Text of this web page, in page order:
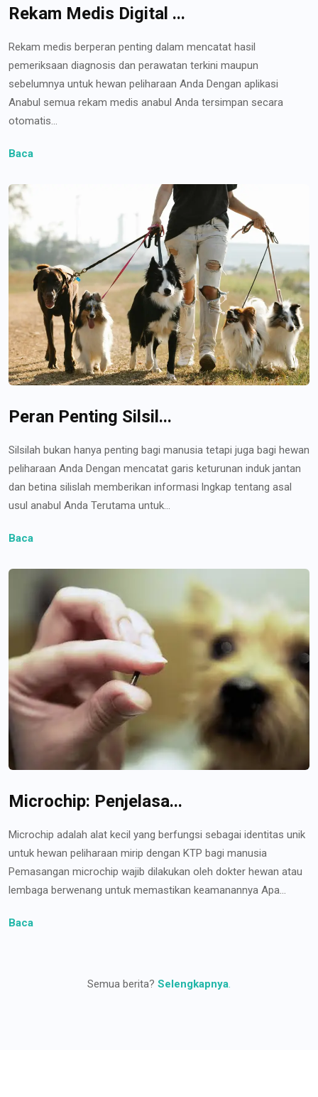
Rekam Medis Digital ...
Rekam medis berperan penting dalam mencatat hasil
pemeriksaan diagnosis dan perawatan terkini maupun
sebelumnya untuk hewan peliharaan Anda Dengan aplikasi
Anabul semua rekam medis anabul Anda tersimpan secara
otomatis...
Baca
Peran Penting Silsil...
Silsilah bukan hanya penting bagi manusia tetapi juga bagi hewan
peliharaan Anda Dengan mencatat garis keturunan induk jantan
dan betina silislah memberikan informasi lngkap tentang asal
usul anabul Anda Terutama untuk...
Baca
Microchip: Penjelasa...
Microchip adalah alat kecil yang berfungsi sebagai identitas unik
untuk hewan peliharaan mirip dengan KTP bagi manusia
Pemasangan microchip wajib dilakukan oleh dokter hewan atau
lembaga berwenang untuk memastikan keamanannya Apa...
Baca
Semua berita? Selengkapnya.